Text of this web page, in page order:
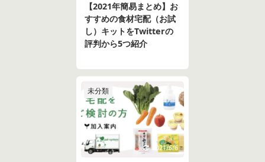
【2021年簡易まとめ】お
すすめの食材宅配（お試
し）キットをTwitterの
評判から5つ紹介
未分類
2021/6/6